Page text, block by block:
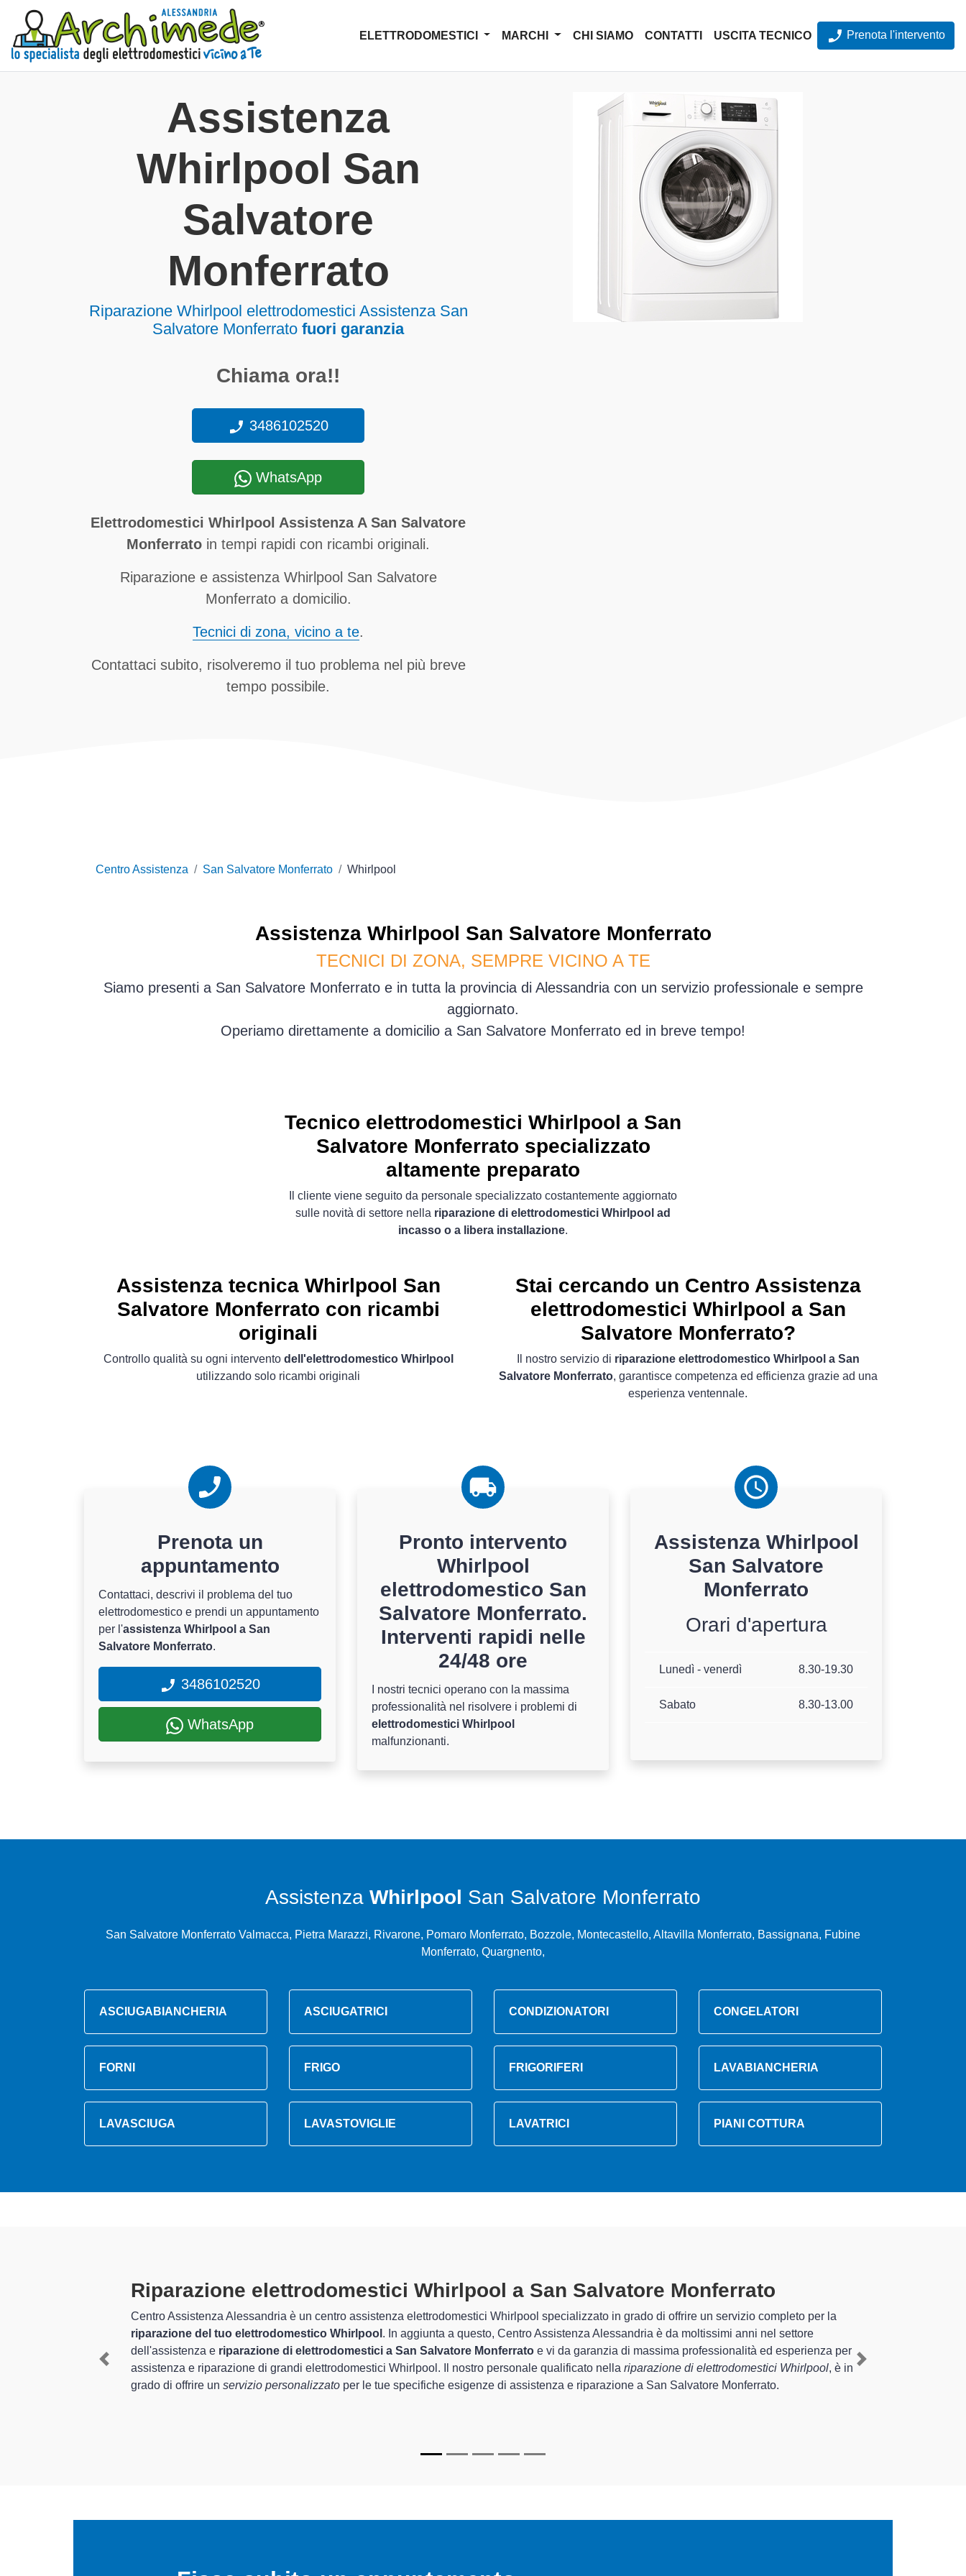
ELETTRODOMESTICI MARCHI CHI SIAMO CONTATTI USCITA TECNICO Prenota l'intervento
Assistenza
Whirlpool San
Salvatore
Monferrato
Riparazione Whirlpool elettrodomestici Assistenza San
Salvatore Monferrato fuori garanzia
Chiama ora!!
3486102520
WhatsApp
Elettrodomestici Whirlpool Assistenza A San Salvatore
Monferrato in tempi rapidi con ricambi originali.
Riparazione e assistenza Whirlpool San Salvatore
Monferrato a domicilio.
Tecnici di zona, vicino a te.
Contattaci subito, risolveremo il tuo problema nel più breve
tempo possibile.
Centro Assistenza San Salvatore Monferrato Whirlpool
Assistenza Whirlpool San Salvatore Monferrato
TECNICI DI ZONA, SEMPRE VICINO A TE
Siamo presenti a San Salvatore Monferrato e in tutta la provincia di Alessandria con un servizio professionale e sempre
aggiornato.
Operiamo direttamente a domicilio a San Salvatore Monferrato ed in breve tempo!
Tecnico elettrodomestici Whirlpool a San
Salvatore Monferrato specializzato
altamente preparato
Il cliente viene seguito da personale specializzato costantemente aggiornato
sulle novità di settore nella riparazione di elettrodomestici Whirlpool ad
incasso o a libera installazione.
Assistenza tecnica Whirlpool San
Salvatore Monferrato con ricambi
originali
Controllo qualità su ogni intervento dell'elettrodomestico Whirlpool
utilizzando solo ricambi originali
Stai cercando un Centro Assistenza
elettrodomestici Whirlpool a San
Salvatore Monferrato?
Il nostro servizio di riparazione elettrodomestico Whirlpool a San
Salvatore Monferrato, garantisce competenza ed efficienza grazie ad una
esperienza ventennale.
Prenota un
appuntamento
Contattaci, descrivi il problema del tuo
elettrodomestico e prendi un appuntamento
per l'assistenza Whirlpool a San
Salvatore Monferrato.
3486102520
WhatsApp
Pronto intervento
Whirlpool
elettrodomestico San
Salvatore Monferrato.
Interventi rapidi nelle
24/48 ore
I nostri tecnici operano con la massima
professionalità nel risolvere i problemi di
elettrodomestici Whirlpool
malfunzionanti.
Assistenza Whirlpool
San Salvatore
Monferrato
Orari d'apertura
Lunedì - venerdì 8.30-19.30
Sabato 8.30-13.00
Assistenza Whirlpool San Salvatore Monferrato
San Salvatore Monferrato Valmacca, Pietra Marazzi, Rivarone, Pomaro Monferrato, Bozzole, Montecastello, Altavilla Monferrato, Bassignana, Fubine
Monferrato, Quargnento,
ASCIUGABIANCHERIA ASCIUGATRICI CONDIZIONATORI CONGELATORI
FORNI FRIGO FRIGORIFERI LAVABIANCHERIA
LAVASCIUGA LAVASTOVIGLIE LAVATRICI PIANI COTTURA
Tecnici Elettrodomestici Whirlpool A San Salvatore Monferratospecializzati
altamente preparati
I tecnici specializzati di Centro Assistenza Alessandria sono in grado di garantire al cliente esperienza pluriennale nel territorio di San
Salvatore Monferrato e provincia per quel che riguarda la sistemazione e la riparazione del tuo elettrodomestico Whirlpool a San Salvatore
Monferrato, mediante il ripristino rapido del corretto funzionamento degli apparecchi.
In più,i tecnici Whirlpool specializzati di Centro Assistenza Alessandria sono in grado di fornire interventi di diverse tipologie sugli
Previous Next